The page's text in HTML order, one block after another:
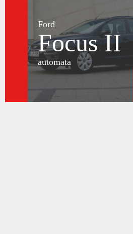
Ford
Focus II
automata